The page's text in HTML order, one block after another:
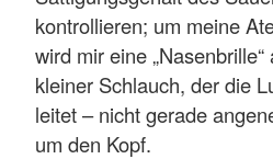
kontrollieren; um meine
wird mir eine
kleiner Schlauch, der die
leitet – nicht gerade
um den Kopf.